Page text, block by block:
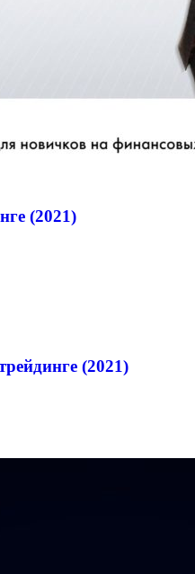
(2021)
(2021)